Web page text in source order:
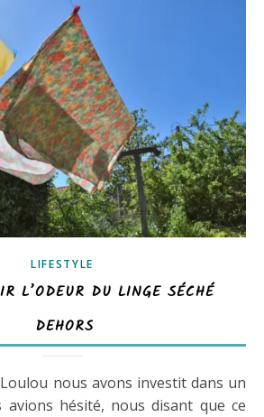
LIFESTYLE
L’ODEUR DU LINGE SÉCHÉ
DEHORS
avions hésité, nous disant que ce